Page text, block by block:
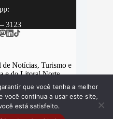
3123
Notícias, Turismo e
e do Litoral Norte.
Contato
que você tenha a melhor
você continua a usar este site,
está satisfeito.